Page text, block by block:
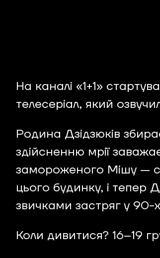
На каналі «1+1»
телесеріал, який
Родина Дзідзюків
здійсненню мрії
замороженого Мішу —
цього будинку, і тепер
звичками застряг у 90-
Коли дивитися? 16–19